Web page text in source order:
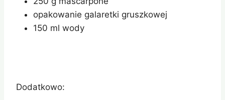
opakowanie galaretki gruszkowej
150 ml wody
Dodatkowo: